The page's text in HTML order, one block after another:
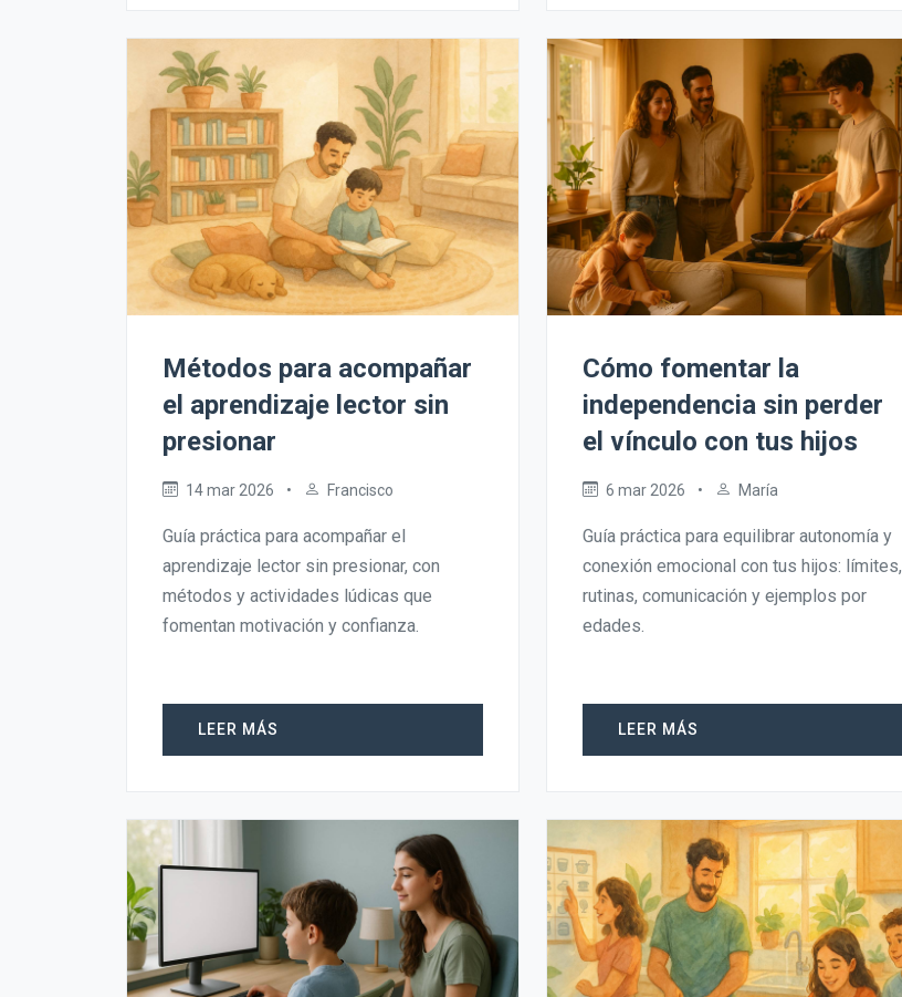
Métodos para acompañar
el aprendizaje lector sin
presionar
14 mar 2026 • Francisco
Guía práctica para acompañar el
aprendizaje lector sin presionar, con
métodos y actividades lúdicas que
fomentan motivación y confianza.
LEER MÁS
Cómo fomentar la
independencia sin perder
el vínculo con tus hijos
6 mar 2026 • María
Guía práctica para equilibrar autonomía y
conexión emocional con tus hijos: límites,
rutinas, comunicación y ejemplos por
edades.
LEER MÁS